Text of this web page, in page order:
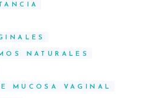
NATURALES
MUCOSA VAGINAL